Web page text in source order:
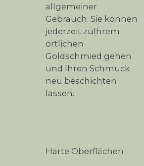
allgemeiner
Gebrauch. Sie können
jederzeit zuIhrem
örtlichen
Goldschmied gehen
und Ihren Schmuck
neu beschichten
lassen.
Harte Oberflächen